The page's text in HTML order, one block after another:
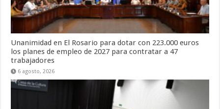
Unanimidad en El Rosario para dotar con 223.000 euros
los planes de empleo de 2027 para contratar a 47
trabajadores
6 agosto, 2026